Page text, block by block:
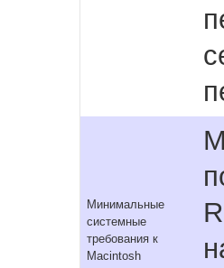
Минимальные
системные
требования к
Macintosh